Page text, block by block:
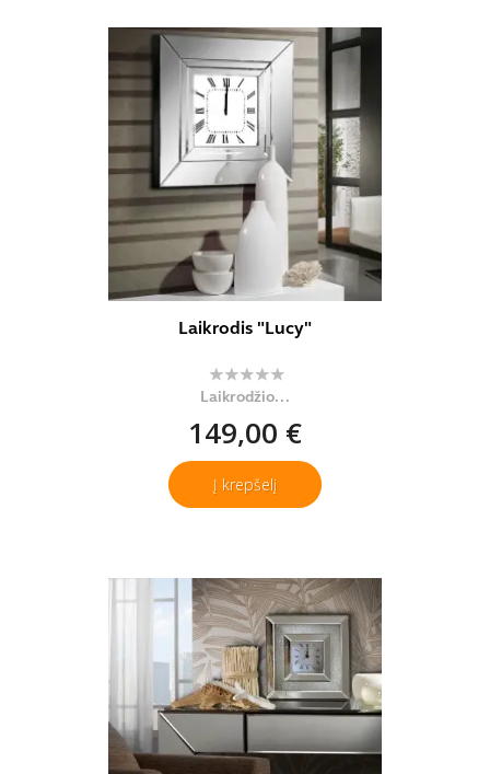
Laikrodis "Lucy"
Laikrodžio...
149,00 €
Į krepšelį